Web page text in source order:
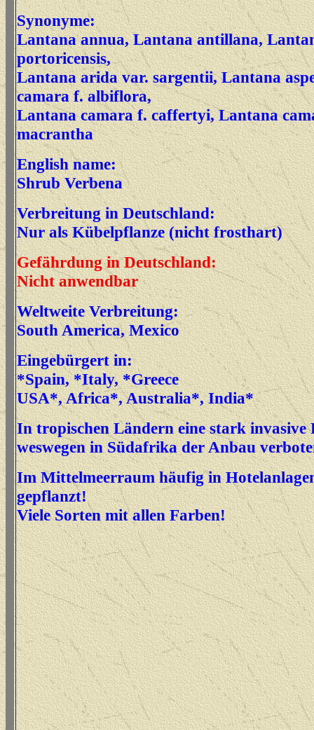
Synonyme:
Lantana annua, Lantana antillana,
portoricensis,
Lantana arida var. sargentii, Lantana
camara f. albiflora,
Lantana camara f. caffertyi, Lantana
macrantha
English name:
Shrub Verbena
Verbreitung in Deutschland:
Nur als Kübelpflanze (nicht frosthart)
Gefährdung in Deutschland:
Nicht anwendbar
Weltweite Verbreitung:
South America, Mexico
Eingebürgert in:
*Spain, *Italy, *Greece
USA*, Africa*, Australia*, India*
In tropischen Ländern eine stark invasive
weswegen in Südafrika der Anbau
Im Mittelmeerraum häufig in
gepflanzt!
Viele Sorten mit allen Farben!